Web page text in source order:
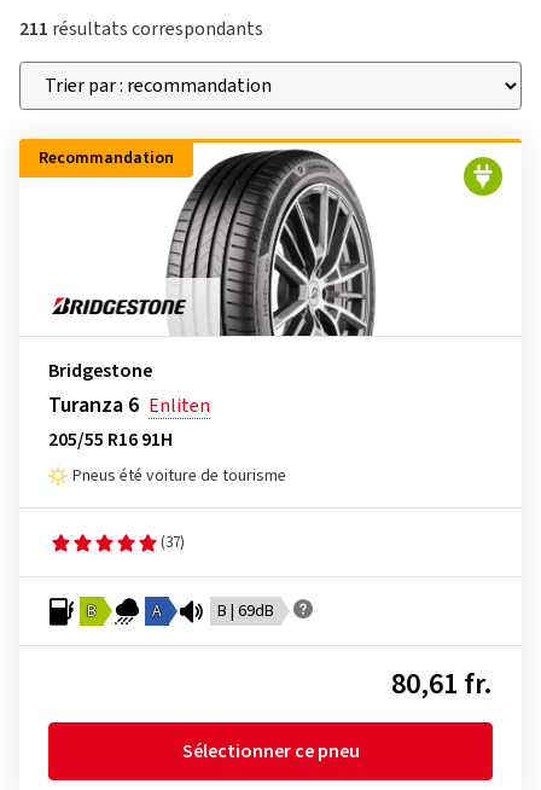
211 résultats correspondants
Recommandation
Bridgestone
Turanza 6 Enliten
205/55 R16 91H
Pneus été voiture de tourisme
(37)
B A B | 69dB
80,61 fr.
Sélectionner ce pneu